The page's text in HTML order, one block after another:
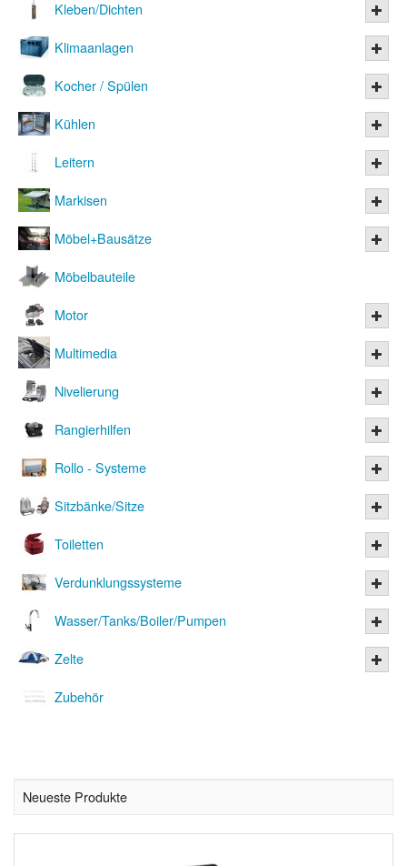
Kleben/Dichten
Klimaanlagen
Kocher / Spülen
Kühlen
Leitern
Markisen
Möbel+Bausätze
Möbelbauteile
Motor
Multimedia
Nivelierung
Rangierhilfen
Rollo - Systeme
Sitzbänke/Sitze
Toiletten
Verdunklungssysteme
Wasser/Tanks/Boiler/Pumpen
Zelte
Zubehör
Neueste Produkte